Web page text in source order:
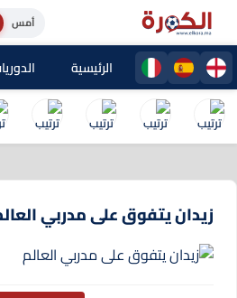
اليوم
الرئيسية الدوريات
زيدان يتفوق على مدربي العالم